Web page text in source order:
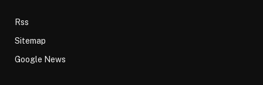
Rss
Sitemap
Google News